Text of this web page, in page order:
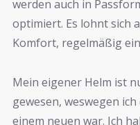
werden auch in
optimiert. Es lohnt sich
Komfort, regelmäßig
Mein eigener Helm ist
gewesen, weswegen
einem neuen war. Ich